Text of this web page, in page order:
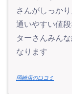
さんがしっか
通いやすい値
ターさんみん
なります
岡崎店の口コミ